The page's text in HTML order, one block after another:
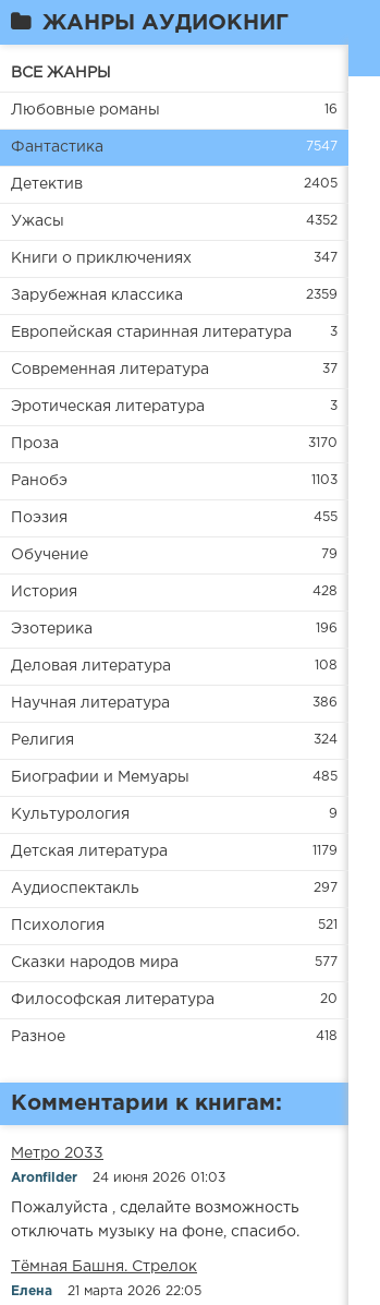
ЖАНРЫ АУДИОКНИГ
ВСЕ ЖАНРЫ
Любовные романы 16
Фантастика 7547
Детектив 2405
Ужасы 4352
Книги о приключениях 347
Зарубежная классика 2359
Европейская старинная литература 3
Современная литература 37
Эротическая литература 3
Проза 3170
Ранобэ 1103
Поэзия 455
Обучение 79
История 428
Эзотерика 196
Деловая литература 108
Научная литература 386
Религия 324
Биографии и Мемуары 485
Культурология 9
Детская литература 1179
Аудиоспектакль 297
Психология 521
Сказки народов мира 577
Философская литература 20
Разное 418
Комментарии к книгам:
Метро 2033
Aronfilder 24 июня 2026 01:03
Пожалуйста , сделайте возможность
отключать музыку на фоне, спасибо.
​​Тёмная Башня. Стрелок
Елена 21 марта 2026 22:05